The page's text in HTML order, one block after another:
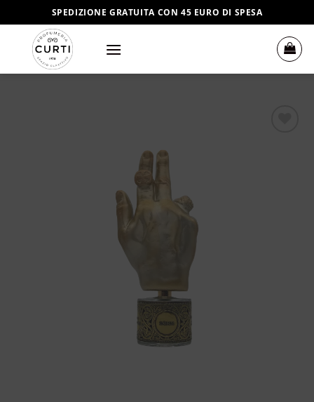
ai
contenuti
SPEDIZIONE GRATUITA CON 45 EURO DI SPESA